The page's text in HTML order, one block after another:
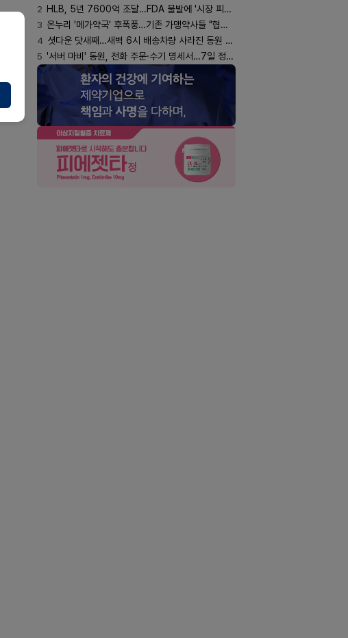
2 HLB, 5년 7600억 조달…FDA 불발에 '시장 피로감'
3 온누리 '메가약국' 후폭풍…기존 가맹약사들 "협의체 만들자"
4 셧다운 닷새째…새벽 6시 배송차량 사라진 동원 물류센터
5 '서버 마비' 동원, 전화 주문·수기 명세서…7일 정상화 되나